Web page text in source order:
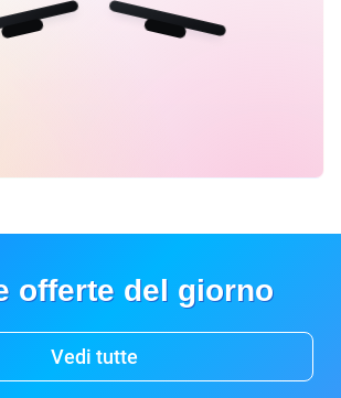
offerte del giorno
Vedi tutte